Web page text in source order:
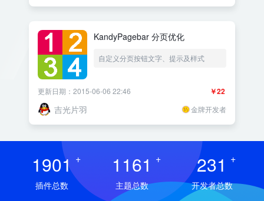
KandyPagebar 分页优化
自定义分页按钮文字、提示及样式
￥22
更新日期：2015-06-06 22:46
吉光片羽 金牌开发者
1901 +
插件总数
1161 +
主题总数
231 +
开发者总数